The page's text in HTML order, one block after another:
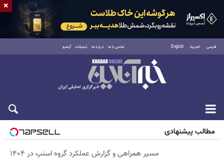
فارسی العربية English تماس با ما درباره ما تبلیغات آرشیو
پنجشنبه ۱۵ مرداد ۱۴۰۵
مطالب پیشنهادی
مسیر همراهی و گزارش عملکرد گروه اسنپ در ۱۴۰۴
×